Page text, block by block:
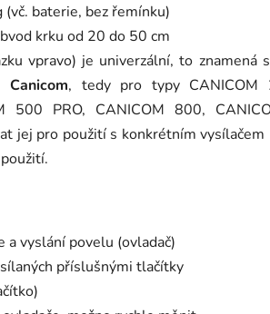
(vč. baterie, bez řemínku)
krku od 20 do 50 cm
vpravo) je univerzální, to znamená
, tedy pro typy CANICOM
500 PRO, CANICOM 800,
jej pro použití s konkrétním vysílačem
a vyslání povelu (ovladač)
příslušnými tlačítky